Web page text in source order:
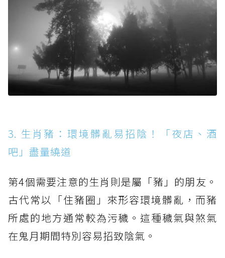
3. 生肖豬：環境髒亂易招陰！「夜店、酒
吧」盡量繞道
第4個需要注意的生肖則是屬「豬」的朋友。
古代常以「住豬圈」來形容環境髒亂，而豬
所處的地方通常較為污穢。這種穢氣與煞氣
在鬼月期間特別容易招致陰氣。